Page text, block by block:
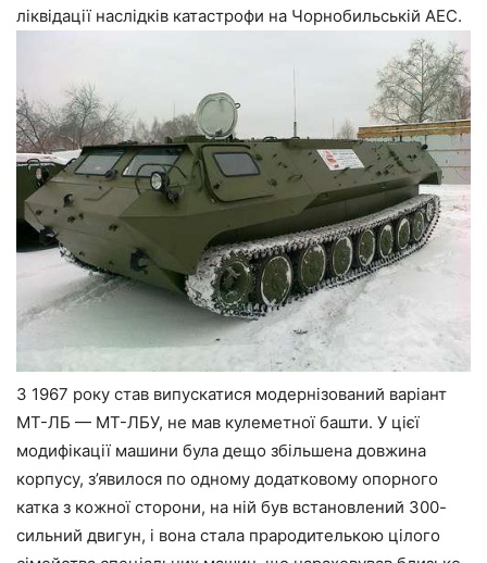
ліквідації наслідків катастрофи на Чорнобильській АЕС.
З 1967 року став випускатися модернізований варіант
МТ-ЛБ — МТ-ЛБУ, не мав кулеметної башти. У цієї
модифікації машини була дещо збільшена довжина
корпусу, з’явилося по одному додатковому опорного
катка з кожної сторони, на ній був встановлений 300-
сильний двигун, і вона стала прародителькою цілого